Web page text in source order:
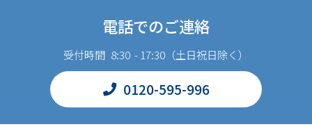
電話でのご連絡
受付時間 8:30 - 17:30（土日祝日除く）
0120-595-996